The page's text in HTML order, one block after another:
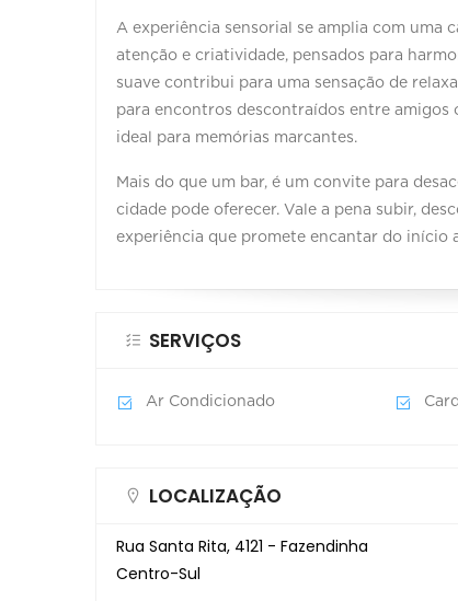
A experiência sensorial se amplia com uma
atenção e criatividade, pensados para
suave contribui para uma sensação de
para encontros descontraídos entre amigos
ideal para memórias marcantes.
Mais do que um bar, é um convite para
cidade pode oferecer. Vale a pena subir,
experiência que promete encantar do início
SERVIÇOS
Ar Condicionado
LOCALIZAÇÃO
Rua Santa Rita, 4121 - Fazendinha
Centro-Sul